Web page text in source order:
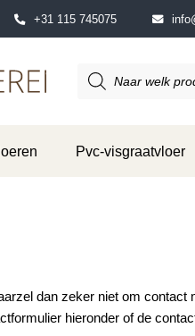
+31 115 745075
Producten
zoeken
Pvc-visgraatvloer
dan zeker niet om contact
hieronder of de